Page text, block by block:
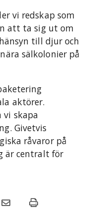
vi redskap som
att ta sig ut om
till djur och
sälkolonier på
aktörer.
vi skapa
Givetvis
råvaror på
är centralt för